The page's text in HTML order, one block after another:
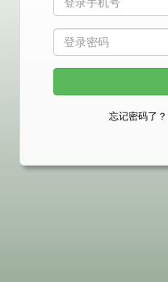
忘记密码了？